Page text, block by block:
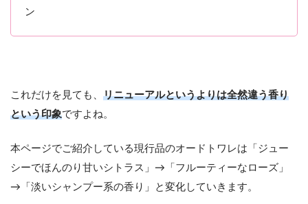
ン
これだけを見ても、 リニューアルというよりは全然違う香り
という印象ですよね。
本ページでご紹介している現行品のオードトワレは「ジュー
シーでほんのり甘いシトラス」→「フルーティーなローズ」
→「淡いシャンプー系の香り」と変化していきます。